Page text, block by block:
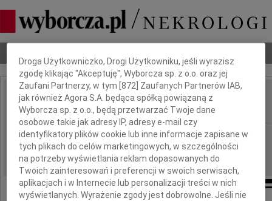
IMIĘ I NAZWISKO: Edward Hałoń
REGION: cała Polska
DATA EMISJI: 11.01.2012
Dbamy o Twoją prywatność
Droga Użytkowniczko, Drogi Użytkowniku, jeśli wyrazisz
zgodę klikając "Akceptuję", Wyborcza sp. z o.o. oraz jej
Zaufani Partnerzy, w tym [872] Zaufanych Partnerów IAB,
jak również Agora S.A. będąca spółką powiązaną z
Wyborcza sp. z o.o., będą przetwarzać Twoje dane
osobowe takie jak adresy IP, adresy e-mail czy
identyfikatory plików cookie lub inne informacje zapisane w
tych plikach do celów marketingowych, w szczególności
na potrzeby wyświetlania reklam dopasowanych do
Twoich zainteresowań i preferencji w swoich serwisach,
aplikacjach i w Internecie lub personalizacji treści w nich
wyświetlanych. Wyrażenie zgody jest dobrowolne. Jeśli nie